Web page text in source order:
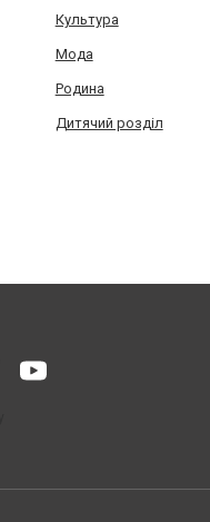
Культура
Мода
Родина
Дитячий розділ